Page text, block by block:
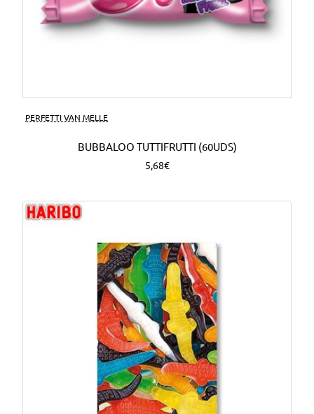
PERFETTI VAN MELLE
BUBBALOO TUTTIFRUTTI (60UDS)
5,68€